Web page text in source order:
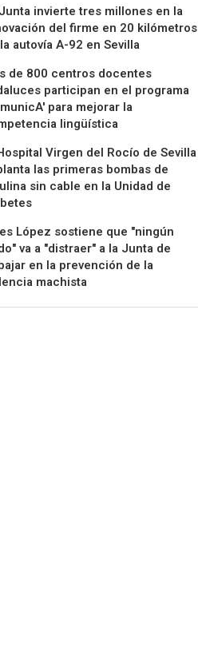
invierte tres millones en la
del firme en 20 kilómetros
autovía A-92 en Sevilla
de 800 centros docentes
participan en el programa
para mejorar la
lingüística
Virgen del Rocío de Sevilla
las primeras bombas de
sin cable en la Unidad de
López sostiene que "ningún
va a "distraer" a la Junta de
en la prevención de la
machista